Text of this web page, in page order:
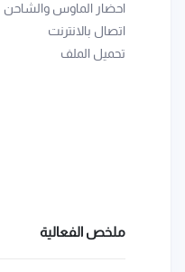
احضار الماوس والشاحن
اتصال بالانترنت
تحميل الملف
ملخص الفعالية